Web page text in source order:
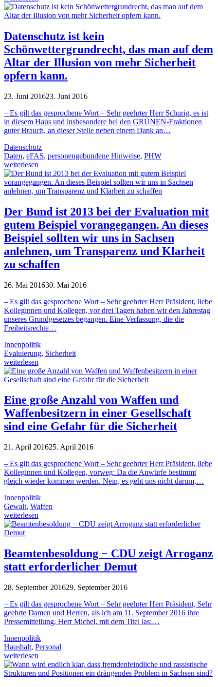
Datenschutz ist kein
Schönwettergrundrecht, das man auf dem
Altar der Illusion von mehr Sicherheit
opfern kann.
23. Juni 201623. Juni 2016
– Es gilt das gesprochene Wort – Sehr geehrter Herr Schurig, es ist
in diesem Haus und insbesondere bei den GRÜNEN-Fraktionen
guter Brauch, an dieser Stelle neben einem Dank an…
Datenschutz
Daten, eFAS, personengebundene Hinweise, PHW
weiterlesen
Der Bund ist 2013 bei der Evaluation mit
gutem Beispiel vorangegangen. An dieses
Beispiel sollten wir uns in Sachsen
anlehnen, um Transparenz und Klarheit
zu schaffen
26. Mai 201630. Mai 2016
– Es gilt das gesprochene Wort – Sehr geehrter Herr Präsident, liebe
Kolleginnen und Kollegen, vor drei Tagen haben wir den Jahrestag
unseres Grundgesetzes begangen. Eine Verfassung, die die
Freiheitsrechte…
Innenpolitik
Evaluierung, Sicherheit
weiterlesen
Eine große Anzahl von Waffen und
Waffenbesitzern in einer Gesellschaft
sind eine Gefahr für die Sicherheit
21. April 201625. April 2016
– Es gilt das gesprochene Wort – Sehr geehrter Herr Präsident, liebe
Kolleginnen und Kollegen, vorweg: Da die Anwürfe bestimmt
gleich wieder kommen werden. Nein, es geht uns nicht darum,…
Innenpolitik
Gewalt, Waffen
weiterlesen
Beamtenbesoldung − CDU zeigt Arroganz
statt erforderlicher Demut
28. September 201629. September 2016
– Es gilt das gesprochene Wort – Sehr geehrter Herr Präsident, Sehr
geehrte Damen und Herren, als ich am 11. September 2016 ihre
Pressemitteilung, Herr Michel, mit dem Titel las:…
Innenpolitik
Haushalt, Personal
weiterlesen